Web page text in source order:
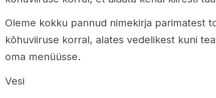
Oleme kokku pannud nimekirja parimatest
kõhuviiruse korral, alates vedelikest kuni
oma menüüsse.
Vesi